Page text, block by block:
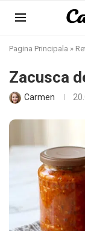
Pagina Principala »
Zacusca
Carmen